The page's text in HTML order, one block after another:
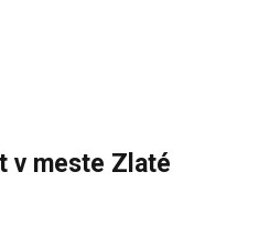
v meste Zlaté